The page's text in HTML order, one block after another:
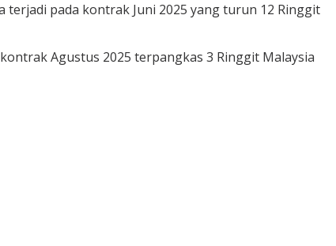
terjadi pada kontrak Juni 2025 yang turun 12 Ringgit
Agustus 2025 terpangkas 3 Ringgit Malaysia